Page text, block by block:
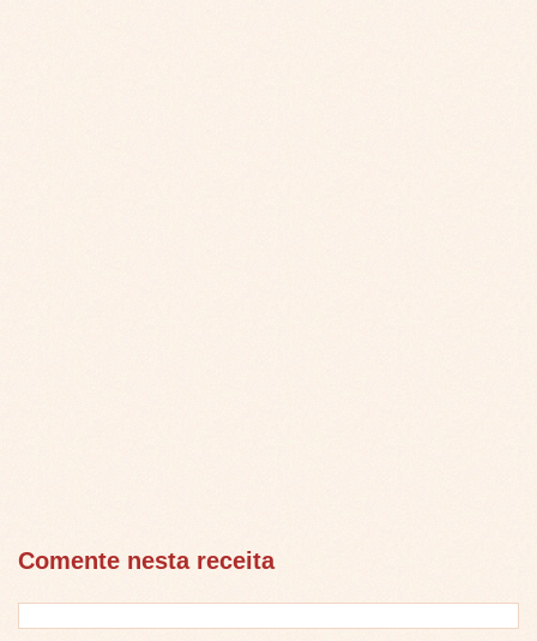
Comente nesta receita